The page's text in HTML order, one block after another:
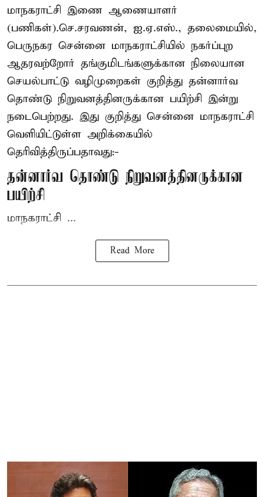
மாநகராட்சி இணை ஆணையாளர்
(பணிகள்).செ.சரவணன், ஐ.ஏ.எஸ்., தலைமையில்,
பெருநகர சென்னை மாநகராட்சியில் நகர்ப்புற
ஆதரவற்றோர் தங்குமிடங்களுக்கான நிலையான
செயல்பாட்டு வழிமுறைகள் குறித்து தன்னார்வ
தொண்டு நிறுவனத்தினருக்கான பயிற்சி இன்று
நடைபெற்றது. இது குறித்து சென்னை மாநகராட்சி
வெளியிட்டுள்ள அறிக்கையில்
தெரிவித்திருப்பதாவது:-
தன்னார்வ தொண்டு நிறுவனத்தினருக்கான
பயிற்சி
மாநகராட்சி ...
Read More